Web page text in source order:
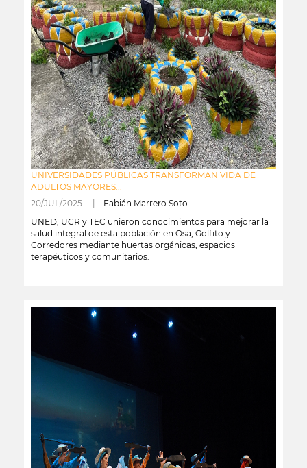
UNIVERSIDADES PÚBLICAS TRANSFORMAN VIDA DE
ADULTOS MAYORES...
20/JUL/2025 | Fabián Marrero Soto
UNED, UCR y TEC unieron conocimientos para mejorar la
salud integral de esta población en Osa, Golfito y
Corredores mediante huertas orgánicas, espacios
terapéuticos y comunitarios.